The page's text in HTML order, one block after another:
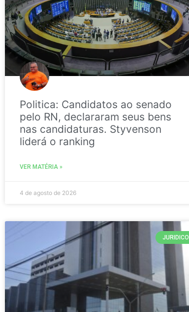
Politica: Candidatos ao senado
pelo RN, declararam seus bens
nas candidaturas. Styvenson
liderá o ranking
VER MATÉRIA »
4 de agosto de 2026
JURIDICO